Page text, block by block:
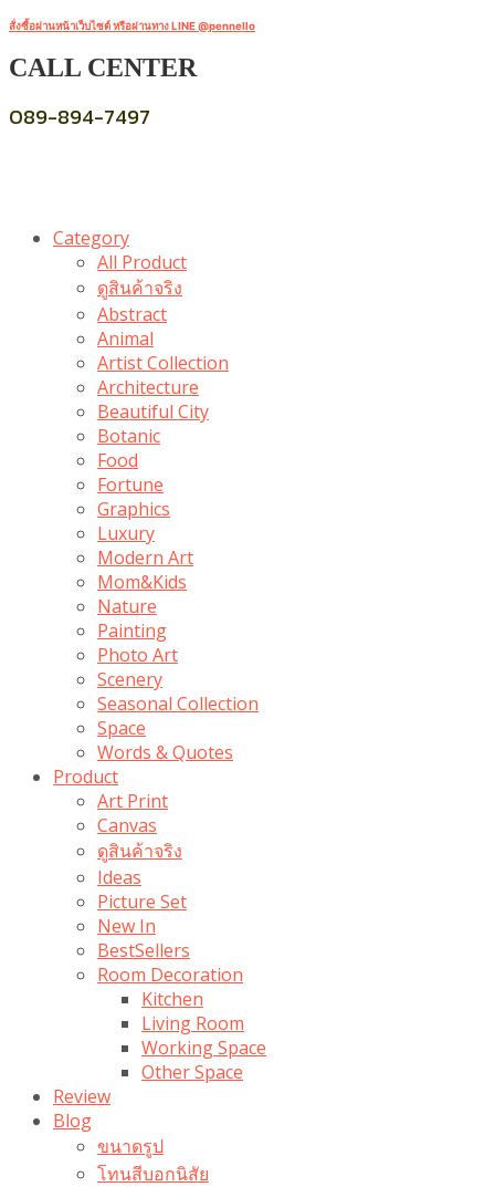
สั่งซื้อผ่านหน้าเว็บไซต์ หรือผ่านทาง LINE @pennello
CALL CENTER
089-894-7497
Category
All Product
ดูสินค้าจริง
Abstract
Animal
Artist Collection
Architecture
Beautiful City
Botanic
Food
Fortune
Graphics
Luxury
Modern Art
Mom&Kids
Nature
Painting
Photo Art
Scenery
Seasonal Collection
Space
Words & Quotes
Product
Art Print
Canvas
ดูสินค้าจริง
Ideas
Picture Set
New In
BestSellers
Room Decoration
Kitchen
Living Room
Working Space
Other Space
Review
Blog
ขนาดรูป
โทนสีบอกนิสัย